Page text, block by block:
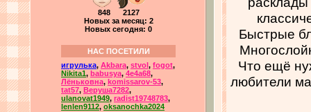
848 2127
Новых за месяц: 2
Новых сегодня: 0
НАС ПОСЕТИЛИ
игрулька, Akbara, stvol , fogot,
Nikita1, babusya, 4e4a68,
Лёньковна, komissarov-53,
tat57, Веруша7282,
ulanovat1949, radist19748783,
lenlen9112, oksanochka2024
Быстрые
Что ещё
любители